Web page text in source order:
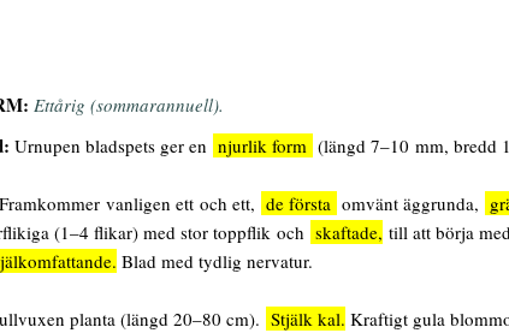
Ettårig (sommarannuell).
Urnupen bladspets ger en njurlik form (längd 7–10 mm, bredd
Framkommer vanligen ett och ett, de första omvänt äggrunda,
(1–4 flikar) med stor toppflik och skaftade, till att börja
Blad med tydlig nervatur.
planta (längd 20–80 cm). Stjälk kal. Kraftigt gula